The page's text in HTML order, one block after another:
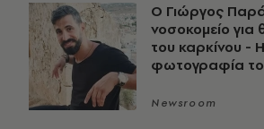
O Γιώργος
νοσοκομείο για
του καρκίνου -
φωτογραφία
Newsroom